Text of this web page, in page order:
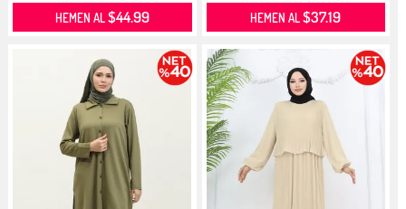
HEMEN AL$44.99 HEMEN AL$37.19